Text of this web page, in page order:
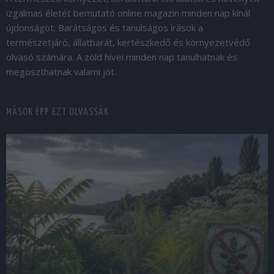
izgalmas életét bemutató online magazin minden nap kínál
újdonságot. Barátságos és tanulságos írások a
természetjáró, állatbarát, kertészkedő és környezetvédő
olvasó számára. A zöld hívei minden nap tanulhatnak és
megoszthatnak valami jót.
MÁSOK ÉPP EZT OLVASSÁK